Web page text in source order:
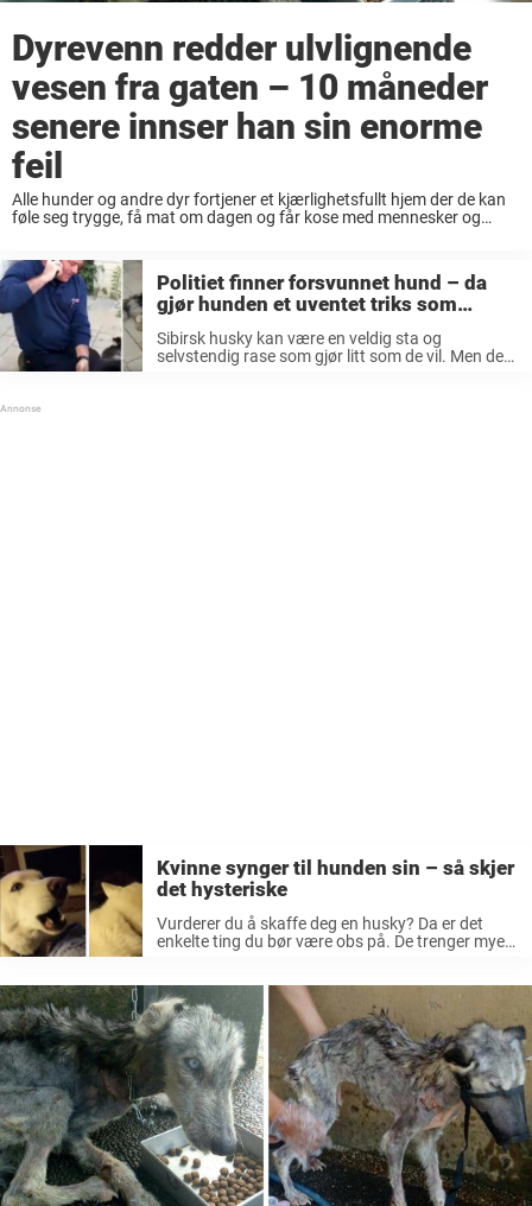
Dyrevenn redder ulvlignende
vesen fra gaten – 10 måneder
senere innser han sin enorme
feil
Alle hunder og andre dyr fortjener et kjærlighetsfullt hjem der de kan
føle seg trygge, få mat om dagen og får kose med mennesker og
Politiet finner forsvunnet hund – da
gjør hunden et uventet triks som
Sibirsk husky kan være en veldig sta og
selvstendig rase som gjør litt som de vil. Men de
Kvinne synger til hunden sin – så skjer
det hysteriske
Vurderer du å skaffe deg en husky? Da er det
enkelte ting du bør være obs på. De trenger mye